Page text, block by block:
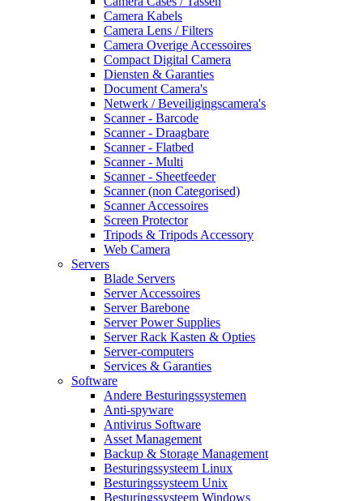
Camera Kabels
Camera Lens / Filters
Camera Overige Accessoires
Compact Digital Camera
Diensten & Garanties
Document Camera's
Netwerk / Beveiligingscamera's
Scanner - Barcode
Scanner - Draagbare
Scanner - Flatbed
Scanner - Multi
Scanner - Sheetfeeder
Scanner (non Categorised)
Scanner Accessoires
Screen Protector
Tripods & Tripods Accessory
Web Camera
Servers
Blade Servers
Server Accessoires
Server Barebone
Server Power Supplies
Server Rack Kasten & Opties
Server-computers
Services & Garanties
Software
Andere Besturingssystemen
Anti-spyware
Antivirus Software
Asset Management
Backup & Storage Management
Besturingssysteem Linux
Besturingssysteem Unix
Besturingssysteem Windows